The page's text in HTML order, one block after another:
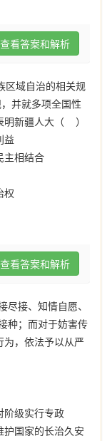
查看答案和解析
区域自治的相关规
并就多项全国性
明新疆人大（ ）
益
主相结合
权
查看答案和解析
接、知情自愿、
种；而对于妨害传
，依法予以从严
级实行专政
国家的长治久安